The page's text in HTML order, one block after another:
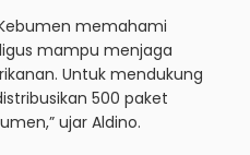
memahami
mampu menjaga
Untuk mendukung
500 paket
ujar Aldino.